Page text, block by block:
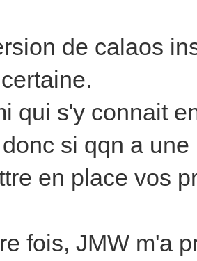
de calaos
qui s'y connait
si qqn a
en place vos
fois, JMW m'a